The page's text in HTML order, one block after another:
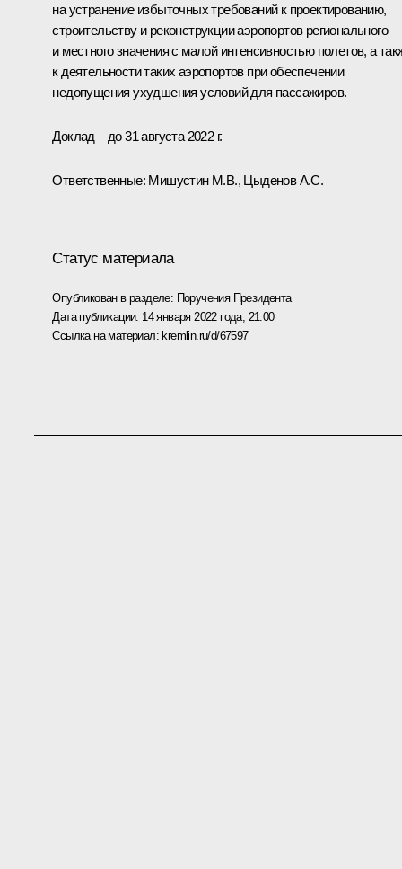
на устранение избыточных требований к проектированию,
строительству и реконструкции аэропортов регионального
и местного значения с малой интенсивностью полетов, а
к деятельности таких аэропортов при обеспечении
недопущения ухудшения условий для пассажиров.
Доклад – до 31 августа 2022 г.
Ответственные: Мишустин М.В., Цыденов А.С.
Статус материала
Опубликован в разделе: Поручения Президента
Дата публикации: 14 января 2022 года, 21:00
Ссылка на материал: kremlin.ru/d/67597